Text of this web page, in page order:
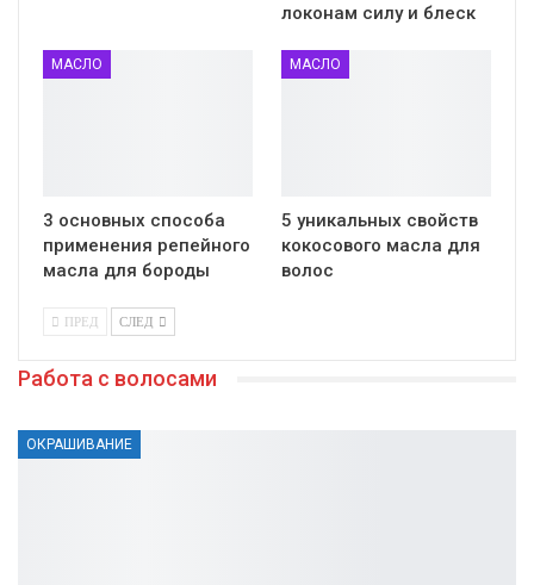
локонам силу и блеск
МАСЛО
3 основных способа
применения репейного
масла для бороды
МАСЛО
5 уникальных свойств
кокосового масла для
волос
ПРЕД СЛЕД
Работа с волосами
ОКРАШИВАНИЕ